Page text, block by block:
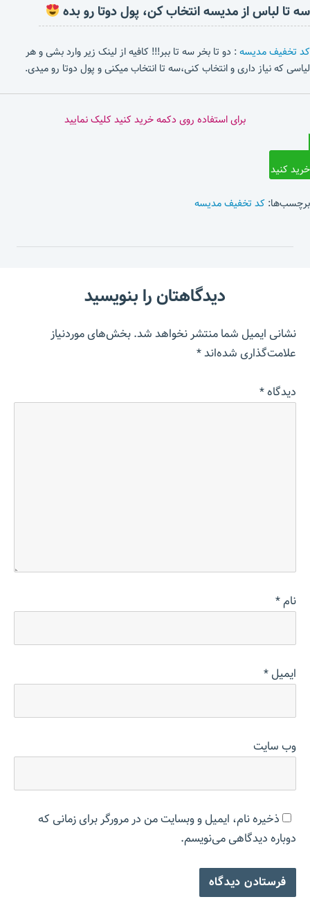
سه تا لباس از مدیسه انتخاب کن، پول دوتا رو بده
کد تخفیف مدیسه: دو تا بخر سه تا ببر!!! کافیه از لینک زیر وارد بشی و هر
لیاسی که نیاز داری و انتخاب کنی،سه تا انتخاب میکنی و پول دوتا رو میدی.
برای استفاده روی دکمه خرید کنید کلیک نمایید
خرید کنید
برچسب‌ها: کد تخفیف مدیسه
دیدگاهتان را بنویسید
نشانی ایمیل شما منتشر نخواهد شد.بخش‌های موردنیاز
علامت‌گذاری شده‌اند*
دیدگاه*
نام*
ایمیل*
وب‌ سایت
ذخیره نام، ایمیل و وبسایت من در مرورگر برای زمانی که
دوباره دیدگاهی می‌نویسم.